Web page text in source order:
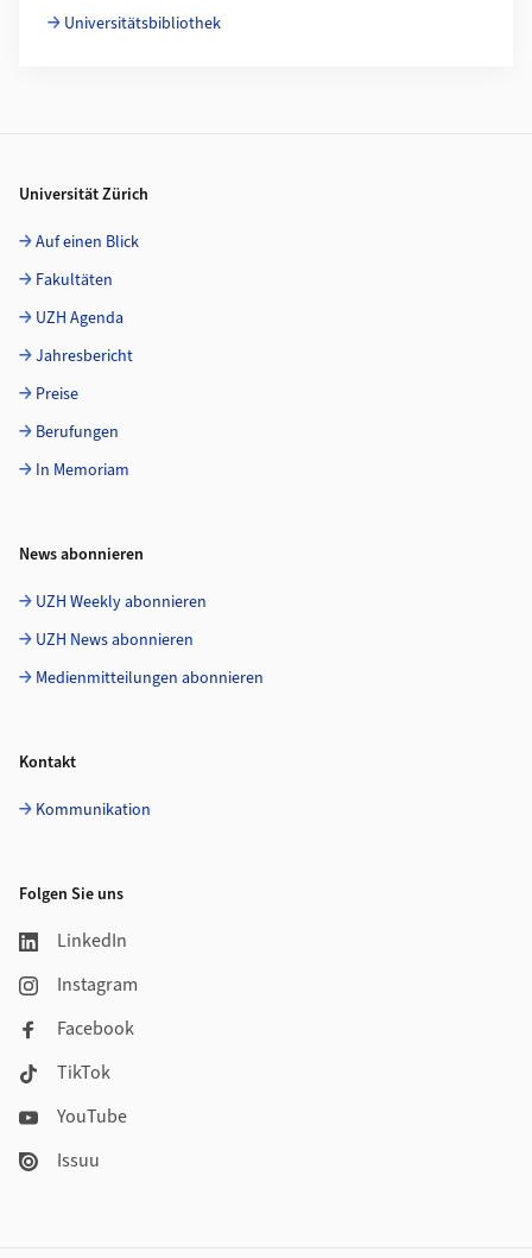
Universitätsbibliothek
Universität Zürich
Auf einen Blick
Fakultäten
UZH Agenda
Jahresbericht
Preise
Berufungen
In Memoriam
News abonnieren
UZH Weekly abonnieren
UZH News abonnieren
Medienmitteilungen abonnieren
Kontakt
Kommunikation
Folgen Sie uns
LinkedIn
Instagram
Facebook
TikTok
YouTube
Issuu